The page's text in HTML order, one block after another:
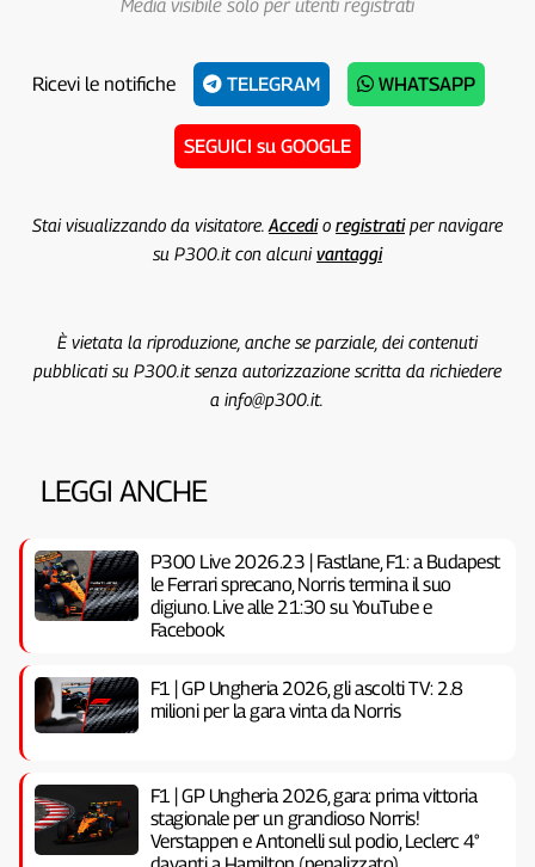
Media visibile solo per utenti registrati
Ricevi le notifiche TELEGRAM WHATSAPP
SEGUICI su GOOGLE
Stai visualizzando da visitatore. Accedio registratiper navigare
su P300.it con alcunivantaggi
È vietata la riproduzione, anche se parziale, dei contenuti
pubblicati su P300.it senza autorizzazione scritta da richiedere
a info@p300.it.
LEGGI ANCHE
P300 Live 2026.23 | Fastlane, F1: a Budapest
le Ferrari sprecano, Norris termina il suo
digiuno. Live alle 21:30 su YouTube e
Facebook
F1 | GP Ungheria 2026, gli ascolti TV: 2.8
milioni per la gara vinta da Norris
F1 | GP Ungheria 2026, gara: prima vittoria
stagionale per un grandioso Norris!
Verstappen e Antonelli sul podio, Leclerc 4°